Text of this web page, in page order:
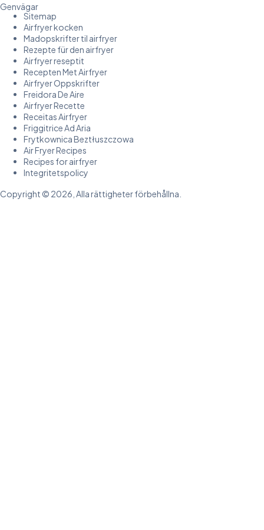
Genvägar
Sitemap
Airfryer kocken
Madopskrifter til airfryer
Rezepte für den airfryer
Airfryer reseptit
Recepten Met Airfryer
Airfryer Oppskrifter
Freidora De Aire
Airfryer Recette
Receitas Airfryer
Friggitrice Ad Aria
Frytkownica Beztłuszczowa
Air Fryer Recipes
Recipes for airfryer
Integritetspolicy
Copyright © 2026, Alla rättigheter förbehållna.